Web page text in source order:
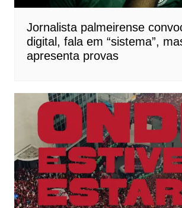
Jornalista palmeirense
digital, fala em “sistema”,
apresenta provas